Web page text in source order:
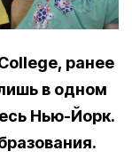
ранее
в одном
Нью-Йорк.